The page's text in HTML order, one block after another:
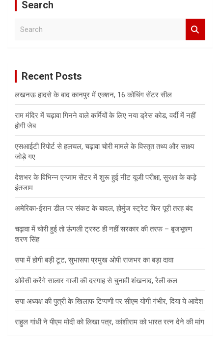
Search
Recent Posts
लखनऊ हादसे के बाद कानपुर में एक्शन, 16 कोचिंग सेंटर सील
राम मंदिर में चढ़ावा गिनने वाले कर्मियों के लिए नया ड्रेस कोड, वर्दी में नहीं
होगी जेब
एसआईटी रिपोर्ट से हलचल, चढ़ावा चोरी मामले के विस्तृत तथ्य और साक्ष्य
जोड़े गए
देशभर के विभिन्न एग्जाम सेंटर में शुरू हुई नीट यूजी परीक्षा, सुरक्षा के कड़े
इंतजाम
अमेरिका-ईरान डील पर संकट के बादल, होर्मुज स्ट्रेट फिर पूरी तरह बंद
चढ़ावा में चोरी हुई तो ऊंगली ट्रस्ट ही नहीं सरकार की तरफ – बृजभूषण
शरण सिंह
सपा में होगी बड़ी टूट, सुभासपा प्रमुख ओपी राजभर का बड़ा दावा
ओवैसी करेंगे सालार गाजी की दरगाह से चुनावी शंखनाद, रैली कल
सपा अध्यक्ष की पुत्री के खिलाफ टिप्पणी पर सीएम योगी गंभीर, दिया ये आदेश
राहुल गांधी ने पीएम मोदी को लिखा पत्र, कांशीराम को भारत रत्न देने की मांग